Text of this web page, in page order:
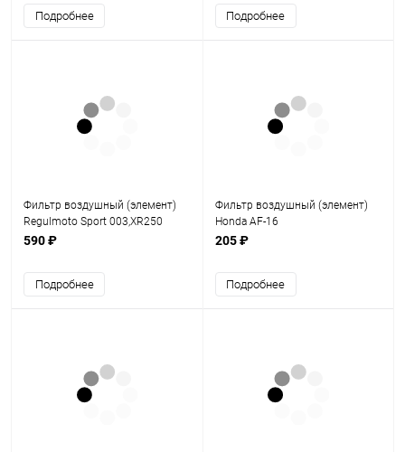
Подробнее Подробнее
Фильтр воздушный (элемент)
Regulmoto Sport 003,XR250
желтый
590 ₽
Подробнее
Фильтр воздушный (элемент)
Honda AF-16
205 ₽
Подробнее